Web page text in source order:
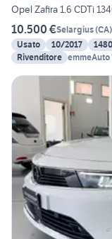
Opel Zafira 1.6 CDTi
10.500 €Selargius(CA)
Usato
10/2017
Rivenditore emmeAuto